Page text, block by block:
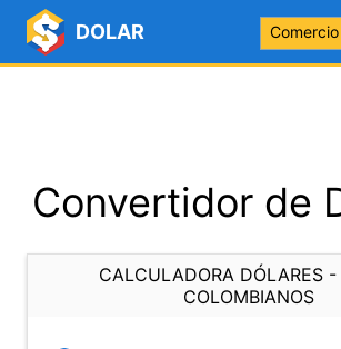
DOLAR Comercio
Convertidor de
CALCULADORA DÓLARES -
COLOMBIANOS